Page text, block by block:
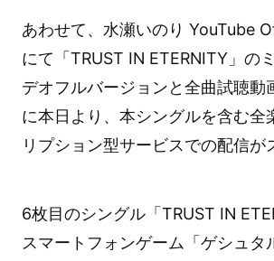
あわせて、水瀬いのり YouTube
にて「TRUST IN ETERNITY」の
デオフルバージョンと全曲試聴動
に本日より、本シングルを含む全
リプション型サービスでの配信が
6枚目のシングル「TRUST IN
スマートフォンゲーム「ゲシュタ